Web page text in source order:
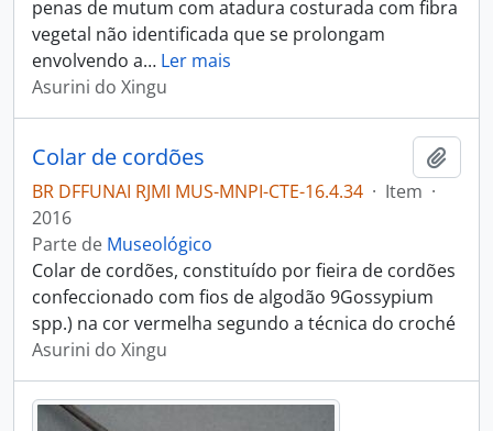
penas de mutum com atadura costurada com fibra
vegetal não identificada que se prolongam
envolvendo a… Ler mais
Asurini do Xingu
Colar de cordões
BR DFFUNAI RJMI MUS-MNPI-CTE-16.4.34 · Item ·
2016
Parte de Museológico
Colar de cordões, constituído por fieira de cordões
confeccionado com fios de algodão 9Gossypium
spp.) na cor vermelha segundo a técnica do croché
Asurini do Xingu